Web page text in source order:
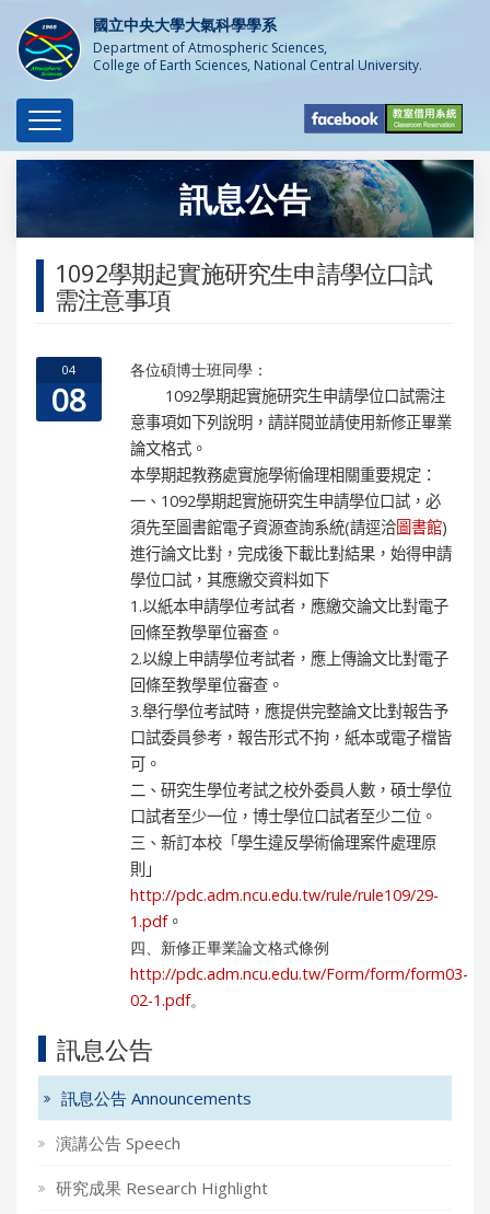
國立中央大學大氣科學學系
Department of Atmospheric Sciences,
College of Earth Sciences, National Central University.
Toggle
navigation
訊息公告
1092學期起實施研究生申請學位口試
需注意事項
04
08
各位碩博士班同學：
1092學期起實施研究生申請學位口試需注
意事項如下列說明，請詳閱並請使用新修正畢業
論文格式。
本學期起教務處實施學術倫理相關重要規定：
一、 1092學期起實施研究生申請學位口試，必
須先至圖書館電子資源查詢系統(請逕洽圖書館)
進行論文比對，完成後下載比對結果，始得申請
學位口試，其應繳交資料如下
1.以紙本申請學位考試者，應繳交論文比對電子
回條至教學單位審查。
2.以線上申請學位考試者，應上傳論文比對電子
回條至教學單位審查。
3.舉行學位考試時，應提供完整論文比對報告予
口試委員參考，報告形式不拘，紙本或電子檔皆
可。
二、研究生學位考試之校外委員人數，碩士學位
口試者至少一位，博士學位口試者至少二位。
三、新訂本校「學生違反學術倫理案件處理原
則」
http://pdc.adm.ncu.edu.tw/rule/rule109/29-
1.pdf。
四、新修正畢業論文格式條例
http://pdc.adm.ncu.edu.tw/Form/form/form03-
02-1.pdf。
訊息公告
訊息公告 Announcements
演講公告 Speech
研究成果 Research Highlight